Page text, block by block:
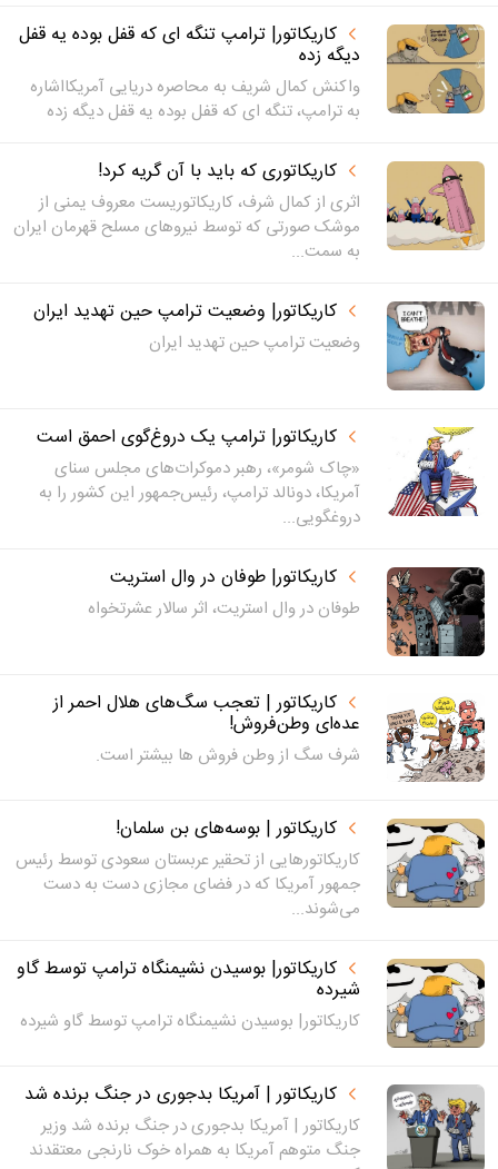
کاریکاتور| ترامپ تنگه ای که قفل بوده یه قفل
دیگه زده
واکنش کمال شریف به محاصره دریایی آمریکااشاره
به ترامپ، تنگه ای که قفل بوده یه قفل دیگه زده
کاریکاتوری که باید با آن گریه کرد!
اثری از کمال شرف، کاریکاتوریست معروف یمنی از
موشک صورتی که توسط نیروهای مسلح قهرمان ایران
به سمت...
کاریکاتور| وضعیت ترامپ حین تهدید ایران
وضعیت ترامپ حین تهدید ایران
کاریکاتور| ترامپ یک دروغ‌گوی احمق است
«چاک شومر»، رهبر دموکرات‌های مجلس سنای
آمریکا، دونالد ترامپ، رئیس‌جمهور این کشور را به
دروغگویی...
کاریکاتور| طوفان در وال استریت
طوفان در وال استریت، اثر سالار عشرتخواه
کاریکاتور | تعجب سگ‌های هلال احمر از
عده‌ای وطن‌فروش!
شرف سگ از وطن فروش ها بیشتر است.
کاریکاتور | بوسه‌های بن سلمان!
کاریکاتورهایی از تحقیر عربستان سعودی توسط رئیس
جمهور آمریکا که در فضای مجازی دست به دست
می‌شوند...
کاریکاتور| بوسیدن نشیمنگاه ترامپ توسط گاو
شیرده
کاریکاتور| بوسیدن نشیمنگاه ترامپ توسط گاو شیرده
کاریکاتور | آمریکا بدجوری در جنگ برنده شد
کاریکاتور | آمریکا بدجوری در جنگ برنده شد وزیر
جنگ متوهم آمریکا به همراه خوک نارنجی معتقدند